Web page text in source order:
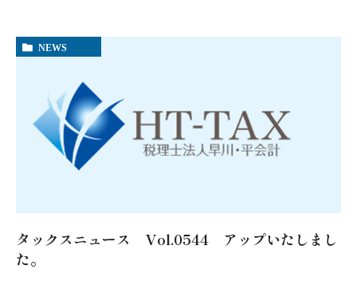
NEWS
タックスニュース Vol.0544 アップいたしまし
た。